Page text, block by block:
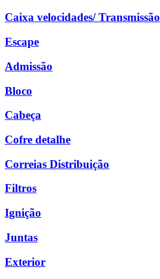
Caixa velocidades/ Transmissão
Escape
Admissão
Bloco
Cabeça
Cofre detalhe
Correias Distribuição
Filtros
Ignição
Juntas
Exterior